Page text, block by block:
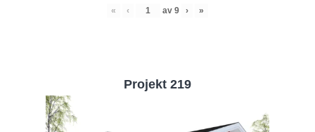
« ‹ av 9 › »
Projekt 219